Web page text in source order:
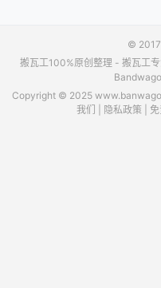
©
搬瓦工100%原创整理 - 搬瓦工
Copyright © 2025
我们
隐私政策